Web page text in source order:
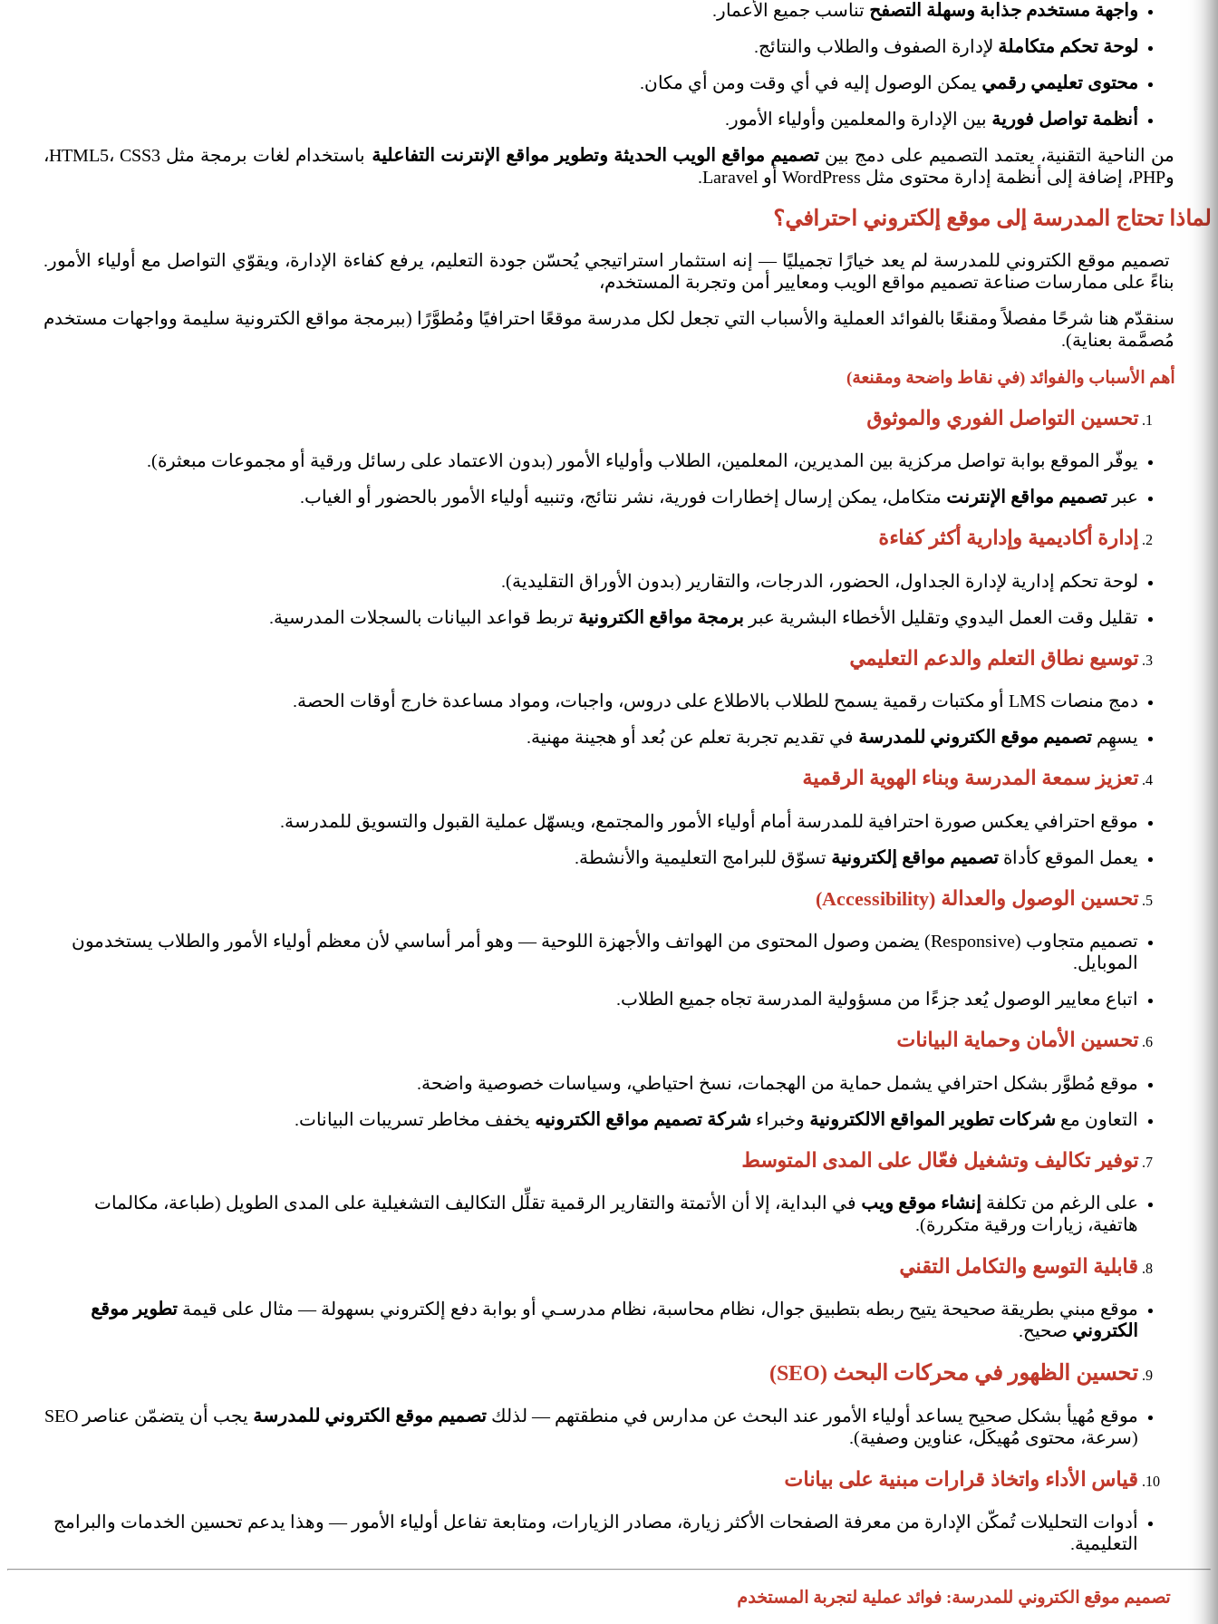
واجهة مستخدم جذابة وسهلة التصفح تناسب جميع الأعمار.
لوحة تحكم متكاملة لإدارة الصفوف والطلاب والنتائج.
محتوى تعليمي رقمي يمكن الوصول إليه في أي وقت ومن أي مكان.
أنظمة تواصل فورية بين الإدارة والمعلمين وأولياء الأمور.
من الناحية التقنية، يعتمد التصميم على دمج بين تصميم مواقع الويب الحديثة وتطوير مواقع الإنترنت التفاعلية
باستخدام لغات برمجة مثل HTML5، CSS3،
وPHP، إضافة إلى أنظمة إدارة محتوى مثل WordPress أو Laravel.
لماذا تحتاج المدرسة إلى موقع إلكتروني احترافي؟
تصميم موقع الكتروني للمدرسة لم يعد خيارًا تجميليًا — إنه استثمار استراتيجي يُحسّن جودة التعليم، يرفع كفاءة الإدارة، ويقوّي التواصل مع أولياء الأمور.
بناءً على ممارسات صناعة تصميم مواقع الويب ومعايير أمن وتجربة المستخدم،
سنقدّم هنا شرحًا مفصلاً ومقنعًا بالفوائد العملية والأسباب التي تجعل لكل مدرسة موقعًا احترافيًا ومُطوَّرًا (ببرمجة مواقع الكترونية سليمة وواجهات مستخدم
مُصمَّمة بعناية).
أهم الأسباب والفوائد (في نقاط واضحة ومقنعة)
تحسين التواصل الفوري والموثوق
يوفّر الموقع بوابة تواصل مركزية بين المديرين، المعلمين، الطلاب وأولياء الأمور (بدون الاعتماد على رسائل ورقية أو مجموعات مبعثرة).
عبر تصميم مواقع الإنترنت متكامل، يمكن إرسال إخطارات فورية، نشر نتائج، وتنبيه أولياء الأمور بالحضور أو الغياب.
إدارة أكاديمية وإدارية أكثر كفاءة
لوحة تحكم إدارية لإدارة الجداول، الحضور، الدرجات، والتقارير (بدون الأوراق التقليدية).
تقليل وقت العمل اليدوي وتقليل الأخطاء البشرية عبر برمجة مواقع الكترونية تربط قواعد البيانات بالسجلات المدرسية.
توسيع نطاق التعلم والدعم التعليمي
دمج منصات LMS أو مكتبات رقمية يسمح للطلاب بالاطلاع على دروس، واجبات، ومواد مساعدة خارج أوقات الحصة.
يسهِم تصميم موقع الكتروني للمدرسة في تقديم تجربة تعلم عن بُعد أو هجينة مهنية.
تعزيز سمعة المدرسة وبناء الهوية الرقمية
موقع احترافي يعكس صورة احترافية للمدرسة أمام أولياء الأمور والمجتمع، ويسهّل عملية القبول والتسويق للمدرسة.
يعمل الموقع كأداة تصميم مواقع إلكترونية تسوّق للبرامج التعليمية والأنشطة.
تحسين الوصول والعدالة (Accessibility)
تصميم متجاوب (Responsive) يضمن وصول المحتوى من الهواتف والأجهزة اللوحية — وهو أمر أساسي لأن معظم أولياء الأمور والطلاب يستخدمون
الموبايل.
اتباع معايير الوصول يُعد جزءًا من مسؤولية المدرسة تجاه جميع الطلاب.
تحسين الأمان وحماية البيانات
موقع مُطوَّر بشكل احترافي يشمل حماية من الهجمات، نسخ احتياطي، وسياسات خصوصية واضحة.
التعاون مع شركات تطوير المواقع الالكترونية وخبراء شركة تصميم مواقع الكترونيه يخفف مخاطر تسريبات البيانات.
توفير تكاليف وتشغيل فعّال على المدى المتوسط
على الرغم من تكلفة إنشاء موقع ويب في البداية، إلا أن الأتمتة والتقارير الرقمية تقلِّل التكاليف التشغيلية على المدى الطويل (طباعة، مكالمات
هاتفية، زيارات ورقية متكررة).
قابلية التوسع والتكامل التقني
موقع مبني بطريقة صحيحة يتيح ربطه بتطبيق جوال، نظام محاسبة، نظام مدرسـي أو بوابة دفع إلكتروني بسهولة — مثال على قيمة تطوير موقع
الكتروني صحيح.
تحسين الظهور في محركات البحث (SEO)
موقع مُهيأ بشكل صحيح يساعد أولياء الأمور عند البحث عن مدارس في منطقتهم — لذلك تصميم موقع الكتروني للمدرسة
يجب أن يتضمّن عناصر SEO
(سرعة، محتوى مُهيكَل، عناوين وصفية).
قياس الأداء واتخاذ قرارات مبنية على بيانات
أدوات التحليلات تُمكّن الإدارة من معرفة الصفحات الأكثر زيارة، مصادر الزيارات، ومتابعة تفاعل أولياء الأمور — وهذا يدعم تحسين الخدمات والبرامج
التعليمية.
تصميم موقع الكتروني للمدرسة: فوائد عملية لتجربة المستخدم